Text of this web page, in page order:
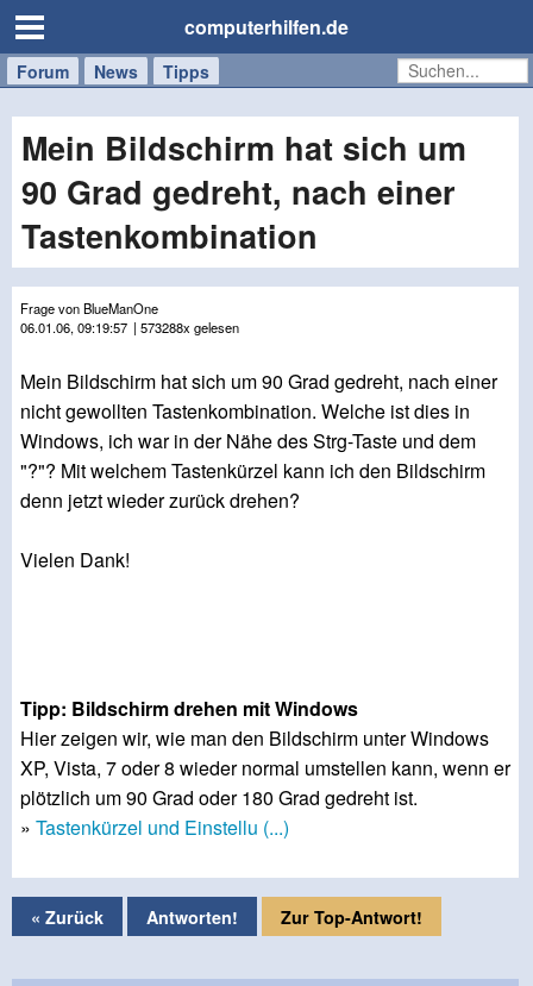
computerhilfen.de
Forum News Tipps
Handy
Tablet
Windows
Mac
Mein Bildschirm hat sich um
90 Grad gedreht, nach einer
Tastenkombination
Frage von BlueManOne
06.01.06, 09:19:57 | 573288x gelesen
Mein Bildschirm hat sich um 90 Grad gedreht, nach einer
nicht gewollten Tastenkombination. Welche ist dies in
Windows, ich war in der Nähe des Strg-Taste und dem
"?"? Mit welchem Tastenkürzel kann ich den Bildschirm
denn jetzt wieder zurück drehen?
Vielen Dank!
Tipp: Bildschirm drehen mit Windows
Hier zeigen wir, wie man den Bildschirm unter Windows
XP, Vista, 7 oder 8 wieder normal umstellen kann, wenn er
plötzlich um 90 Grad oder 180 Grad gedreht ist.
» Tastenkürzel und Einstellu (...)
« Zurück Antworten! Zur Top-Antwort!